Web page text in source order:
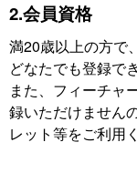
2.会員資格
満20歳以上の方で
どなたでも登録で
また、フィーチャ
録いただけません
レット等をご利用